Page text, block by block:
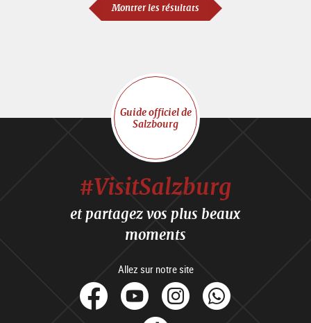
Montrer les résultats
Guide officiel de
Salzbourg
#VisitSalzburg
et partagez vos plus beaux
moments
Allez sur notre site
facebook
YoutubeInstagram